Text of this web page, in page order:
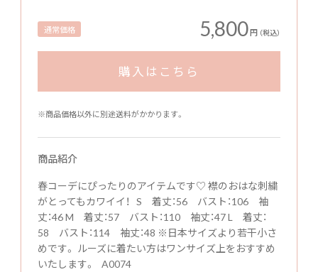
通常価格 5,800円 （税込）
購入はこちら
※商品価格以外に別途送料がかかります。
商品紹介
春コーデにぴったりのアイテムです♡ 襟のおはな刺繍
がとってもカワイイ！ S 着丈：56 バスト：106 袖
丈：46 M 着丈：57 バスト：110 袖丈：47 L 着丈：
58 バスト：114 袖丈：48 ※日本サイズより若干小さ
めです。 ルーズに着たい方はワンサイズ上をおすすめ
いたします。 A0074